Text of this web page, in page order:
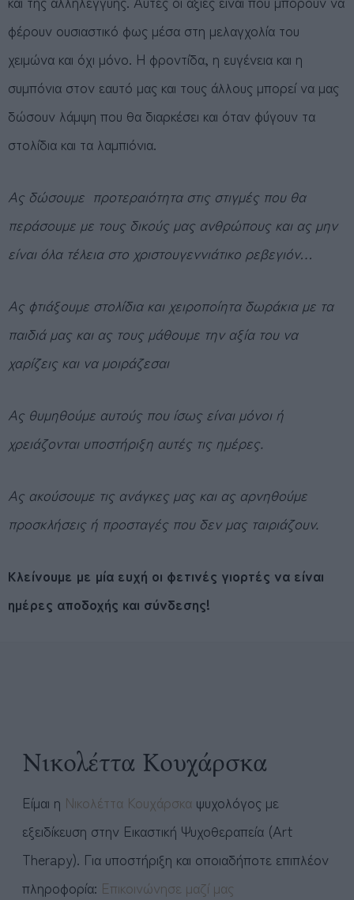
φέρουν ουσιαστικό φως μέσα στη μελαγχολία του
χειμώνα και όχι μόνο. Η φροντίδα, η ευγένεια και η
συμπόνια στον εαυτό μας και τους άλλους μπορεί να μας
δώσουν λάμψη που θα διαρκέσει και όταν φύγουν τα
στολίδια και τα λαμπιόνια.
Ας δώσουμε προτεραιότητα στις στιγμές που θα
περάσουμε με τους δικούς μας ανθρώπους και ας μην
είναι όλα τέλεια στο χριστουγεννιάτικο ρεβεγιόν…
Ας φτιάξουμε στολίδια και χειροποίητα δωράκια με τα
παιδιά μας και ας τους μάθουμε την αξία του να
χαρίζεις και να μοιράζεσαι
Ας θυμηθούμε αυτούς που ίσως είναι μόνοι ή
χρειάζονται υποστήριξη αυτές τις ημέρες.
Ας ακούσουμε τις ανάγκες μας και ας αρνηθούμε
προσκλήσεις ή προσταγές που δεν μας ταιριάζουν.
Κλείνουμε με μία ευχή οι φετινές γιορτές να είναι
ημέρες αποδοχής και σύνδεσης!
Νικολέττα Κουχάρσκα
Είμαι η Νικολέττα Κουχάρσκα ψυχολόγος με
εξειδίκευση στην Εικαστική Ψυχοθεραπεία (Art
Therapy). Για υποστήριξη και οποιαδήποτε επιπλέον
πληροφορία: Επικοινώνησε μαζί μας